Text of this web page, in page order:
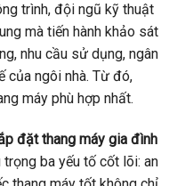
trình, đội ngũ kỹ thuật
mà tiến hành khảo sát
nhu cầu sử dụng, ngân
của ngôi nhà. Từ đó,
máy phù hợp nhất.
đặt thang máy gia đình
ba yếu tố cốt lõi: an